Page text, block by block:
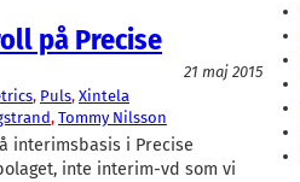
på Precise
21 maj 2015
, Puls, Xintela
, Tommy Nilsson
interimsbasis i Precise
inte interim-vd som vi